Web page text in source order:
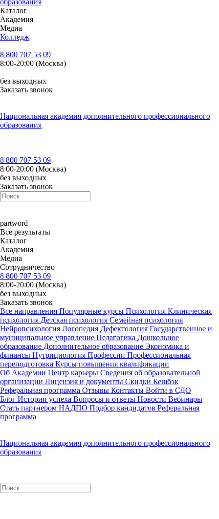
образования
Каталог
Академия
Медиа
Колледж
8 800 707 53 09
8:00-20:00 (Москва)
без выходных
Заказать звонок
Национальная академия дополнительного профессионального
образования
8 800 707 53 09
8:00-20:00 (Москва)
без выходных
Заказать звонок
partword
Все результаты
Каталог
Академия
Медиа
Сотрудничество
8 800 707 53 09
8:00-20:00 (Москва)
без выходных
Заказать звонок
Все направления Популярные курсы Психология Клиническая
психология Детская психология Семейная психология
Нейропсихология Логопедия Дефектология Государственное и
муниципальное управление Педагогика Дошкольное
образование Дополнительное образование Экономика и
финансы Нутрициология Профессии Профессиональная
переподготовка Курсы повышения квалификации
Об Академии Центр карьеры Сведения об образовательной
организации Лицензия и документы Скидки Кешбэк
Реферальная программа Отзывы Контакты Войти в СДО
Блог Истории успеха Вопросы и ответы Новости Вебинары
Стать партнером НАДПО Подбор кандидатов Реферальная
программа
Национальная академия дополнительного профессионального
образования